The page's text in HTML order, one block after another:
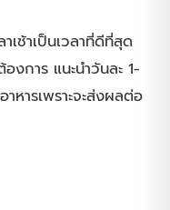
เช้าเป็นเวลาที่ดีที่สุด
งการ แนะนำวันละ 1-
หารเพราะจะส่งผลต่อ